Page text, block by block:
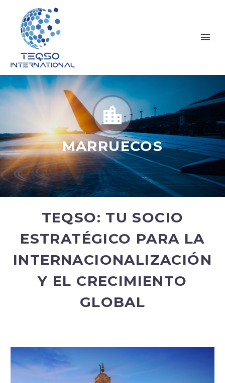
Español


MARRUECOS
TEQSO: TU SOCIO
ESTRATÉGICO PARA LA
INTERNACIONALIZACIÓN
Y EL CRECIMIENTO
GLOBAL